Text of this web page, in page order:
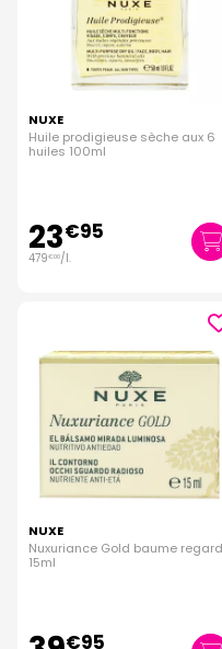
NUXE
Huile prodigieuse sèche aux 6
huiles 100ml
23€95
479€00/l.
NUXE
Nuxuriance Gold baume regard
15ml
€95